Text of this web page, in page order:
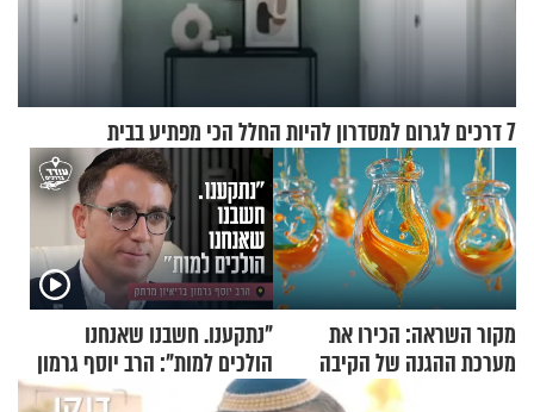
7 דרכים לגרום למסדרון להיות החלל הכי מפתיע בבית
מקור השראה: הכירו את
מערכת ההגנה של הקיבה
"נתקענו. חשבנו שאנחנו
הולכים למות": הרב יוסף גרמון
בריאיון מרתק